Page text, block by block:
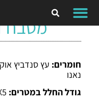
מטבח
חומרים:
נאנו
גודל החלל במטרים: